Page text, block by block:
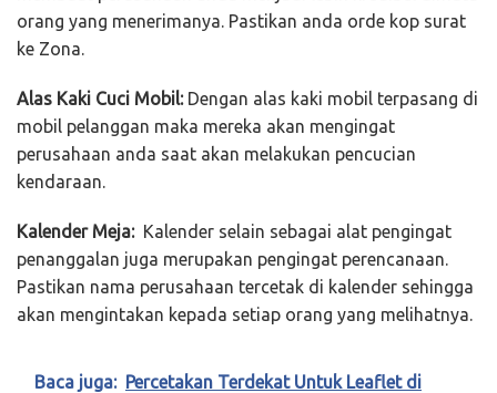
orang yang menerimanya. Pastikan anda orde kop surat
ke Zona.
Alas Kaki Cuci Mobil:Dengan alas kaki mobil terpasang di
mobil pelanggan maka mereka akan mengingat
perusahaan anda saat akan melakukan pencucian
kendaraan.
Kalender Meja:Kalender selain sebagai alat pengingat
penanggalan juga merupakan pengingat perencanaan.
Pastikan nama perusahaan tercetak di kalender sehingga
akan mengintakan kepada setiap orang yang melihatnya.
Baca juga: Percetakan Terdekat Untuk Leaflet di